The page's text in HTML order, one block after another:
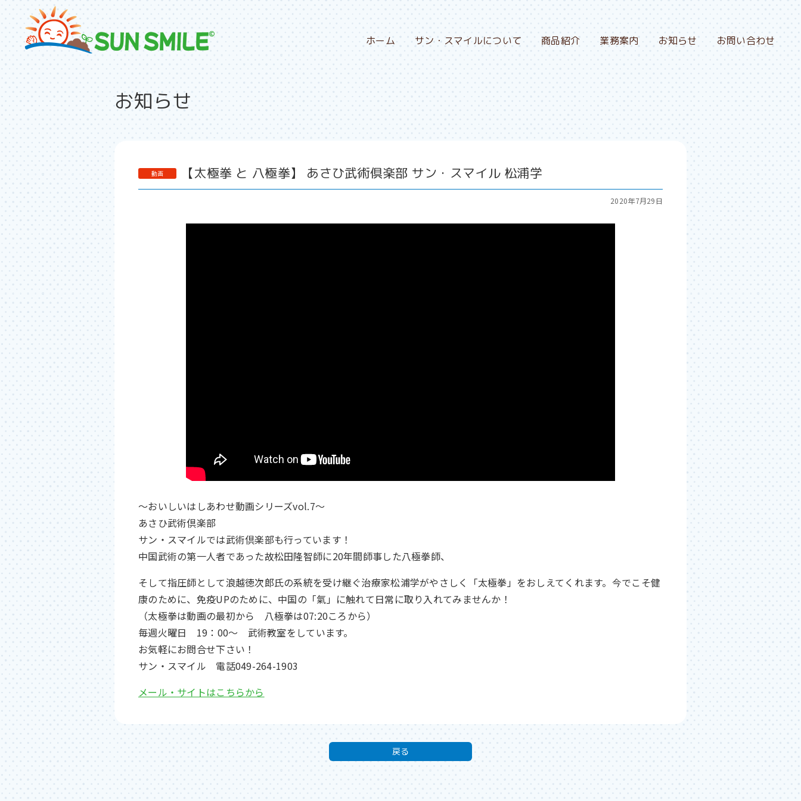
ホーム サン・スマイルについて 商品紹介 業務案内 お知らせ お問い合わせ
お知らせ
【太極拳 と 八極拳】 あさひ武術倶楽部 サン・スマイル 松浦学
2020年7月29日
～おいしいはしあわせ動画シリーズvol.7～
あさひ武術倶楽部
サン・スマイルでは武術倶楽部も行っています！
中国武術の第一人者であった故松田隆智師に20年間師事した八極拳師、
そして指圧師として浪越徳次郎氏の系統を受け継ぐ治療家松浦学がやさしく「太極拳」をおしえてくれます。今でこそ健
康のために、免疫UPのために、中国の「氣」に触れて日常に取り入れてみませんか！
（太極拳は動画の最初から 八極拳は07:20ころから）
毎週火曜日 19：00～ 武術教室をしています。
お気軽にお問合せ下さい！
サン・スマイル 電話049-264-1903
メール・サイトはこちらから
戻る